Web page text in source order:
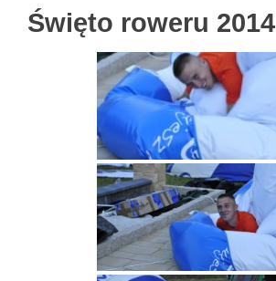
Święto roweru 2014